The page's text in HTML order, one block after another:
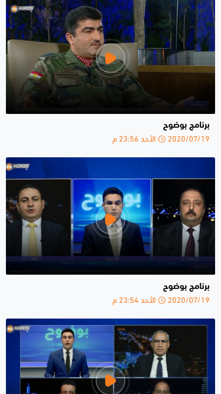
برنامج بوضوح
2020/07/19 الأحد 23:56 م
برنامج بوضوح
2020/07/19 الأحد 23:54 م